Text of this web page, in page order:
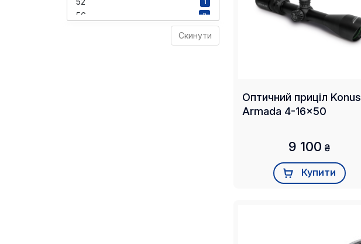
56 2
Скинути
Оптичний приціл Konus
Armada 4-16x50
9 100 ₴
Купити